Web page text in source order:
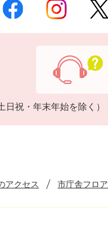
祝・年末年始を除く）
アクセス 市庁舎フロ